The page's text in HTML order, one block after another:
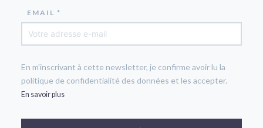
EMAIL *
En m'inscrivant à cette newsletter, je confirme avoir lu la
politique de confidentialité des données et les accepter.
En savoir plus